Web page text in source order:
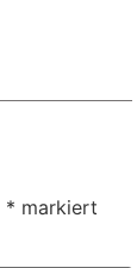
* markiert